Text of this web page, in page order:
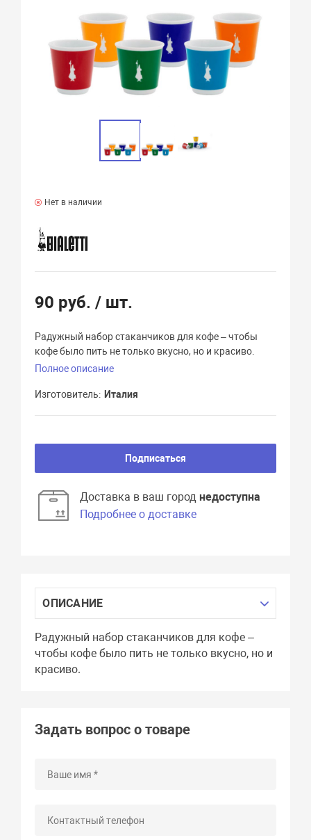
Нет в наличии
90 руб./ шт.
Радужный набор стаканчиков для кофе – чтобы
кофе было пить не только вкусно, но и красиво.
Полное описание
Изготовитель Италия
Подписаться
Доставка в ваш городнедоступна
Подробнее о доставке
ОПИСАНИЕ
Радужный набор стаканчиков для кофе –
чтобы кофе было пить не только вкусно, но и
красиво.
Задать вопрос о товаре